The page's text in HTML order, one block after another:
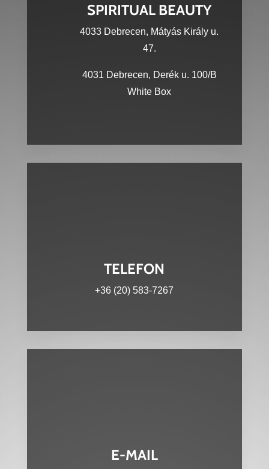
SPIRITUAL BEAUTY
4033 Debrecen, Mátyás Király u.
47.
4031 Debrecen, Derék u. 100/B
White Box
TELEFON
+36 (20) 583-7267
E-MAIL